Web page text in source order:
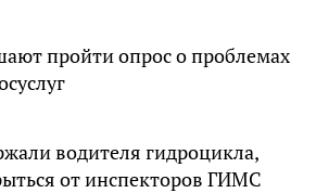
пройти опрос о проблемах
водителя гидроцикла,
от инспекторов ГИМС